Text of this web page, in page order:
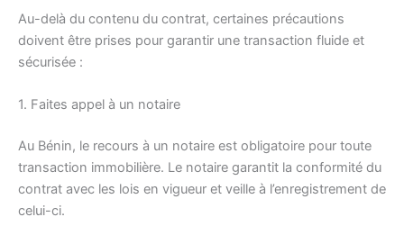
Au-delà du contenu du contrat, certaines précautions
doivent être prises pour garantir une transaction fluide et
sécurisée :
1. Faites appel à un notaire
Au Bénin, le recours à un notaire est obligatoire pour toute
transaction immobilière. Le notaire garantit la conformité du
contrat avec les lois en vigueur et veille à l’enregistrement de
celui-ci.